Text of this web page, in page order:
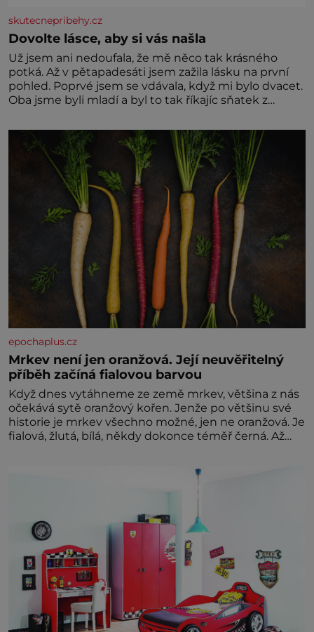
skutecnepribehy.cz
Dovolte lásce, aby si vás našla
Už jsem ani nedoufala, že mě něco tak krásného
potká. Až v pětapadesáti jsem zažila lásku na první
pohled. Poprvé jsem se vdávala, když mi bylo dvacet.
Oba jsme byli mladí a byl to tak říkajíc sňatek z
zaopatřený mladý muž. Manželství nám oběma moc
nesvědčilo, brzy jsme zjistili, že
epochaplus.cz
Mrkev není jen oranžová. Její neuvěřitelný
příběh začíná fialovou barvou
Když dnes vytáhneme ze země mrkev, většina z nás
očekává sytě oranžový kořen. Jenže po většinu své
historie je mrkev všechno možné, jen ne oranžová. Je
fialová, žlutá, bílá, někdy dokonce téměř černá. Až
nedokážeme představit. Její příběh je